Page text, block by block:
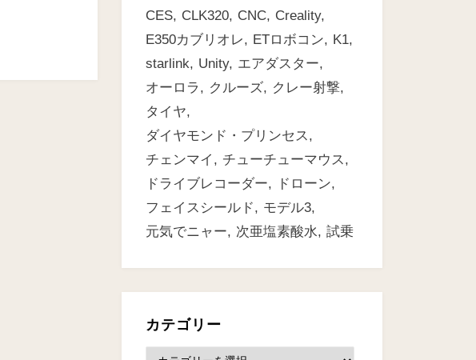
CES
CLK320 CNC
Creality
E350カブリオレ
ETロボコン
K1
starlink
Unity
エアダスター
オーロラ
クルーズ
クレー射撃
タイヤ
ダイヤモンド・プリンセス
チェンマイ
チューチューマウス
ドライブレコーダー
ドローン
フェイスシールド
モデル3
元気でニャー
次亜塩素酸水 試乗
カテゴリー